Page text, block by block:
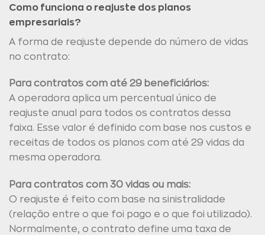
Como funciona o reajuste dos planos
empresariais?
A forma de reajuste depende do número de vidas
no contrato:
Para contratos com até 29 beneficiários:
A operadora aplica um percentual único de
reajuste anual para todos os contratos dessa
faixa. Esse valor é definido com base nos custos e
receitas de todos os planos com até 29 vidas da
mesma operadora.
Para contratos com 30 vidas ou mais:
O reajuste é feito com base na sinistralidade
(relação entre o que foi pago e o que foi utilizado).
Normalmente, o contrato define uma taxa de